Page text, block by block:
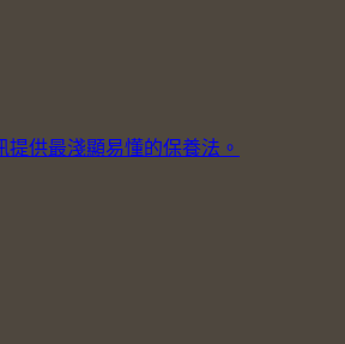
供最淺顯易懂的保養法。